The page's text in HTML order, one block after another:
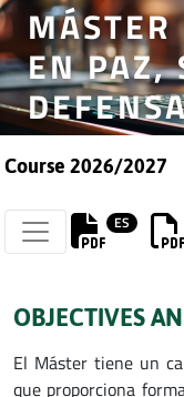
EN PAZ,
Course 2026/2027
ES
OBJECTIVES
El Máster tiene un
que proporciona